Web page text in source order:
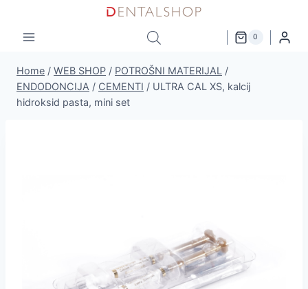
content
0
Home / WEB SHOP / POTROŠNI MATERIJAL /
ENDODONCIJA / CEMENTI / ULTRA CAL XS, kalcij
hidroksid pasta, mini set